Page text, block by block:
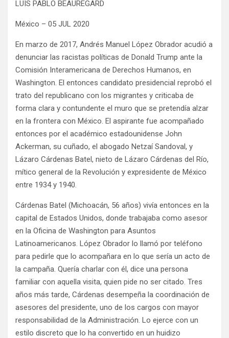
LUIS PABLO BEAUREGARD
México – 05 JUL 2020
En marzo de 2017, Andrés Manuel López Obrador acudió a
denunciar las racistas políticas de Donald Trump ante la
Comisión Interamericana de Derechos Humanos, en
Washington. El entonces candidato presidencial reprobó el
trato del republicano con los migrantes y criticaba de
forma clara y contundente el muro que se pretendía alzar
en la frontera con México. El aspirante fue acompañado
entonces por el académico estadounidense John
Ackerman, su cuñado, el abogado Netzaí Sandoval, y
Lázaro Cárdenas Batel, nieto de Lázaro Cárdenas del Río,
mítico general de la Revolución y expresidente de México
entre 1934 y 1940.
Cárdenas Batel (Michoacán, 56 años) vivía entonces en la
capital de Estados Unidos, donde trabajaba como asesor
en la Oficina de Washington para Asuntos
Latinoamericanos. López Obrador lo llamó por teléfono
para pedirle que lo acompañara en lo que sería un acto de
la campaña. Quería charlar con él, dice una persona
familiar con aquella visita, quien pide no ser citado. Tres
años más tarde, Cárdenas desempeña la coordinación de
asesores del presidente, uno de los cargos con mayor
responsabilidad de la Administración. Lo ejerce con un
estilo discreto que lo ha convertido en un huidizo